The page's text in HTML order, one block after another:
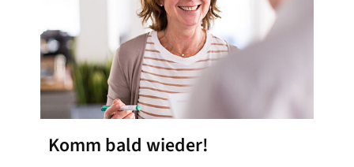
Komm bald wieder!